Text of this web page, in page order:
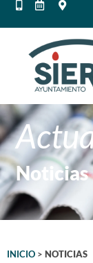
Noticias
INICIO > NOTICIAS